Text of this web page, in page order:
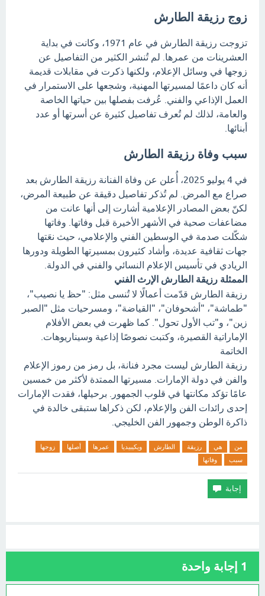
زوج رزيقة الطارش
تزوجت رزيقة الطارش في عام 1971، وكانت في بداية
العشرينات من عمرها. لم تُنشر الكثير من التفاصيل عن
زوجها في وسائل الإعلام، ولكنها ذكرت في مقابلات قديمة
أنه كان داعمًا لمسيرتها المهنية، وشجعها على الاستمرار في
العمل الإذاعي والفني. عُرفت بفصلها بين حياتها الخاصة
والعامة، لذلك لم تُعرف تفاصيل كثيرة عن أسرتها أو عدد
أبنائها.
سبب وفاة رزيقة الطارش
في 4 يوليو 2025، أُعلن عن وفاة الفنانة رزيقة الطارش بعد
صراع مع المرض. لم تُذكر تفاصيل دقيقة عن طبيعة المرض،
لكنّ بعض المصادر الإعلامية أشارت إلى أنها عانت من
مضاعفات صحية في الأشهر الأخيرة قبل وفاتها. وفاتها
شكّلت صدمة في الوسطين الفني والإعلامي، حيث نعَتها
جهات ثقافية عديدة، وأشاد كثيرون بمسيرتها الطويلة ودورها
الريادي في تأسيس الإعلام النسائي والفني في الدولة.
الممثلة رزيقة الطارش الإرث الفني
رزيقة الطارش قدّمت أعمالًا لا تُنسى مثل: "حظ يا نصيب"،
"طماشة"، "أشحوفان"، "القياضة"، ومسرحيات مثل "الصبر
زين"، و"تب الأول تحول". كما ظهرت في بعض الأفلام
الإماراتية القصيرة، وكتبت نصوصًا إذاعية وسيناريوهات.
الخاتمة
رزيقة الطارش ليست مجرد فنانة، بل رمز من رموز الإعلام
والفن في دولة الإمارات. مسيرتها الممتدة لأكثر من خمسين
عامًا تؤكد مكانتها في قلوب الجمهور. برحيلها، فقدت الإمارات
إحدى رائدات الفن والإعلام، لكن ذكراها ستبقى خالدة في
ذاكرة الوطن وجمهور الفن الخليجي.
من هي رزيقة الطارش ويكيبيديا عمرها أصلها
زوجها
سبب
وفاتها
1 إجابة واحدة